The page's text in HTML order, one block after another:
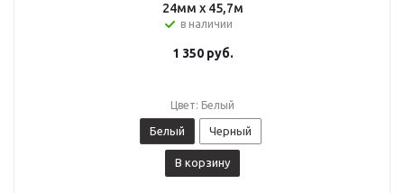
24мм х 45,7м
в наличии
1 350руб.
Цвет: Белый
Белый Черный
В корзину